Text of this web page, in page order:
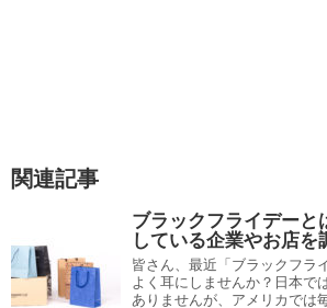
関連記事
ブラックフライデーと
している企業やお店を
皆さん、最近「ブラックフラ
よく耳にしませんか？日本で
ありませんが、アメリカでは